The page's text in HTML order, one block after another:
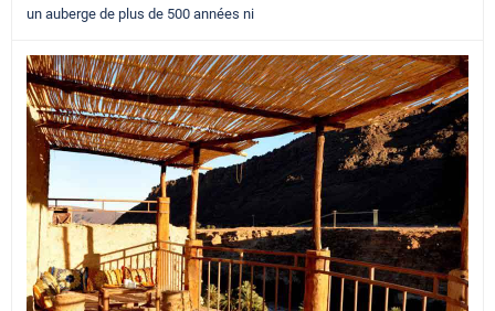
un auberge de plus de 500 années ni